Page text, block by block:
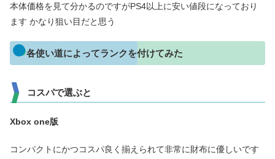
本体価格を見て分かるのですがPS4以上に安い値段になっており
ます かなり狙い目だと思う
各使い道によってランクを付けてみた
コスパで選ぶと
Xbox one版
コンパクトにかつコスパ良く揃えられて非常に財布に優しいです